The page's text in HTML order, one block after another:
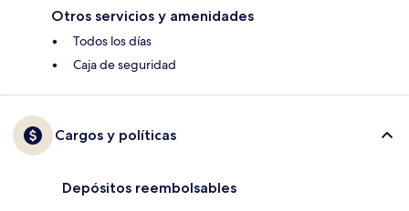
Otros servicios y amenidades
Todos los días
Caja de seguridad
Cargos y políticas
Depósitos reembolsables